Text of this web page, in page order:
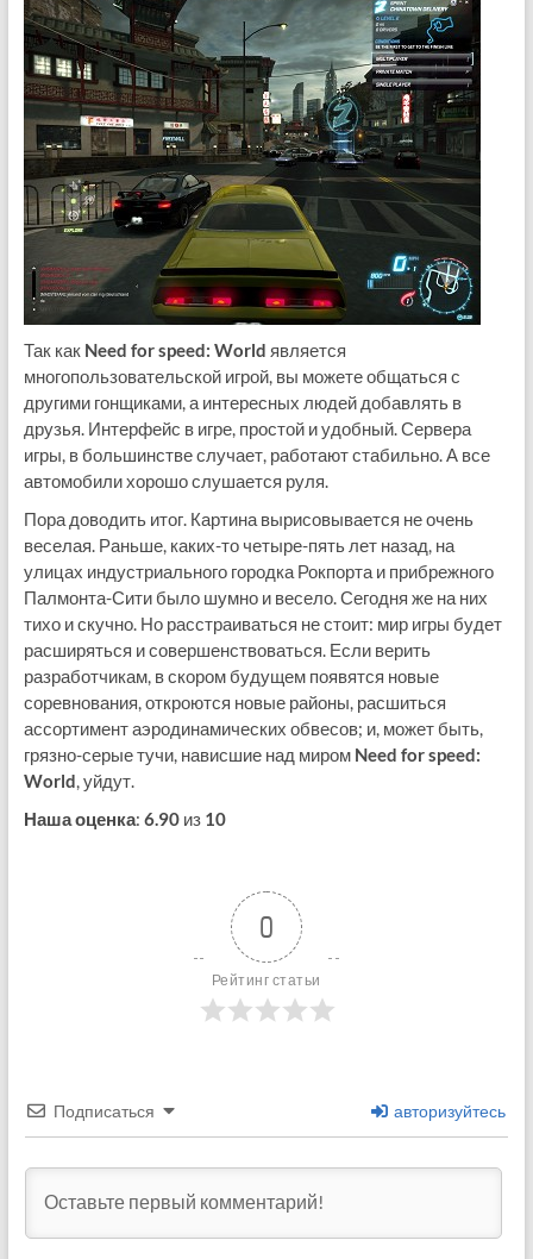
Так как Need for speed: World является
многопользовательской игрой, вы можете общаться с
другими гонщиками, а интересных людей добавлять в
друзья. Интерфейс в игре, простой и удобный. Сервера
игры, в большинстве случает, работают стабильно. А все
автомобили хорошо слушается руля.
Пора доводить итог. Картина вырисовывается не очень
веселая. Раньше, каких-то четыре-пять лет назад, на
улицах индустриального городка Рокпорта и прибрежного
Палмонта-Сити было шумно и весело. Сегодня же на них
тихо и скучно. Но расстраиваться не стоит: мир игры будет
расширяться и совершенствоваться. Если верить
разработчикам, в скором будущем появятся новые
соревнования, откроются новые районы, расшиться
ассортимент аэродинамических обвесов; и, может быть,
грязно-серые тучи, нависшие над миром Need for speed:
World, уйдут.
Наша оценка: 6.90из 10
0
Рейтинг статьи
Подписаться авторизуйтесь